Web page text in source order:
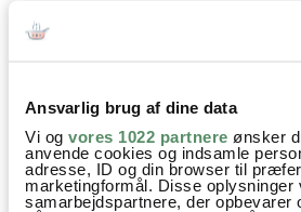
Ansvarlig brug af dine data
Vi og vores 1022 partnere ønsker
anvende cookies og indsamle
adresse, ID og din browser til
marketingformål. Disse oplysninger
samarbejdspartnere, der opbevarer
jeg lige er blevet færdig med.